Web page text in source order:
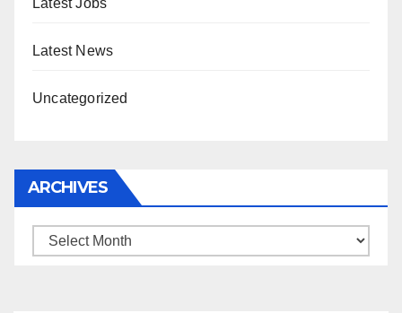
Latest News
Uncategorized
ARCHIVES
Archives